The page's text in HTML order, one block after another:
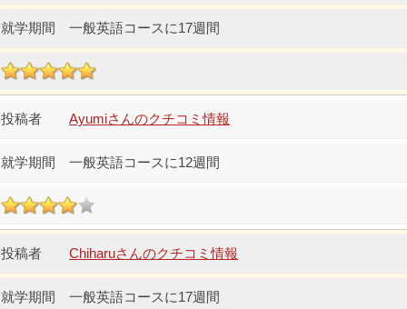
一般英語コースに17週間
Ayumiさんのクチコミ情報
一般英語コースに12週間
Chiharuさんのクチコミ情報
一般英語コースに17週間